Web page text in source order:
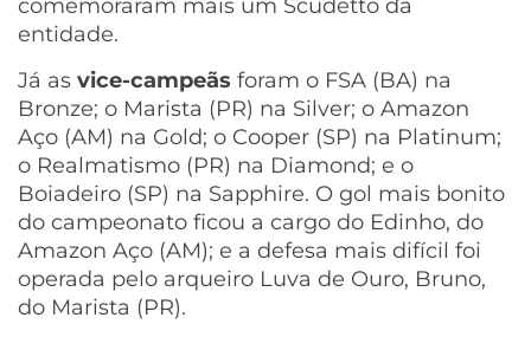
entidade.
Já as vice-campeãs foram o FSA (BA) na
Bronze; o Marista (PR) na Silver; o Amazon
Aço (AM) na Gold; o Cooper (SP) na Platinum;
o Realmatismo (PR) na Diamond; e o
Boiadeiro (SP) na Sapphire. O gol mais bonito
do campeonato ficou a cargo do Edinho, do
Amazon Aço (AM); e a defesa mais difícil foi
operada pelo arqueiro Luva de Ouro, Bruno,
do Marista (PR).